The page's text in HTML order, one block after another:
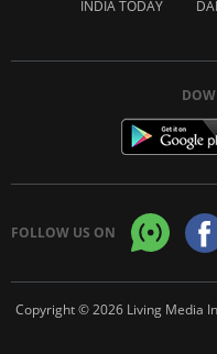
INDIA TODAY
FOLLOW US ON
Copyright © 2026 Living Media